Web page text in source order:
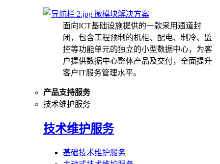
微模块解决方案
面向ICT基础设施提供的一款采用通道封
闭，包含工程预制的机柜、配电、制冷、监
控等功能单元的独立的小型数据中心，为客
户提供数据中心整体产品及交付，全面提升
客户IT服务管理水平。
产品支持服务
技术维护服务
技术维护服务
基础技术维护服务